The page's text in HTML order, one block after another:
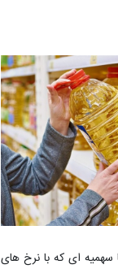
سهمیه ای که با نرخ های